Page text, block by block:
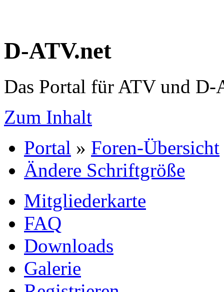
D-ATV.net
Das Portal für ATV und D-
Zum Inhalt
Portal » Foren-Übersicht
Ändere Schriftgröße
Mitgliederkarte
FAQ
Downloads
Galerie